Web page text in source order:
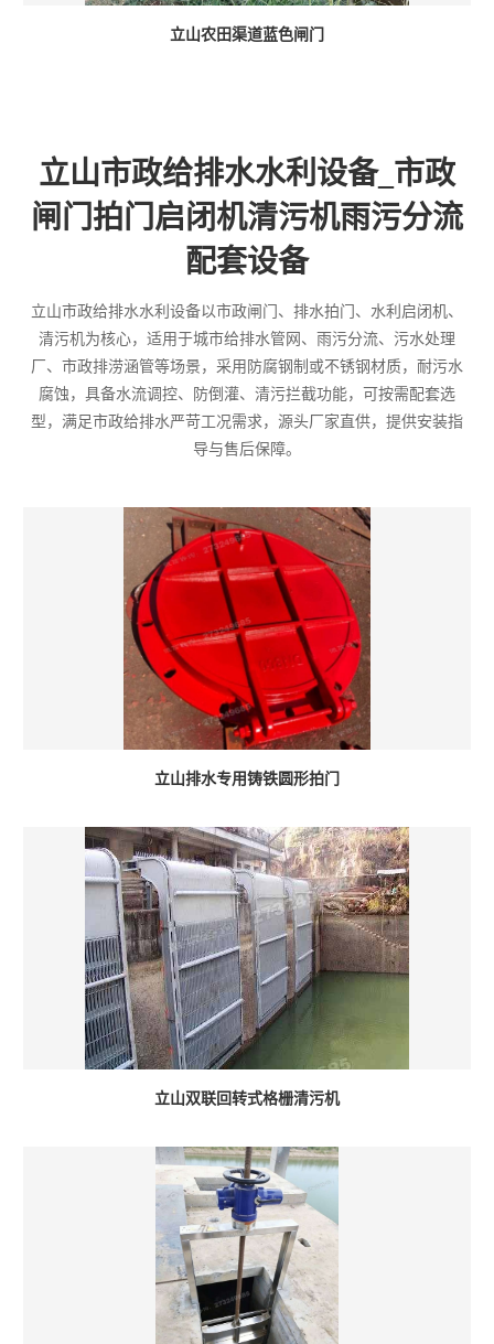
立山农田渠道蓝色闸门
立山市政给排水水利设备_市政
闸门拍门启闭机清污机雨污分流
配套设备
立山市政给排水水利设备以市政闸门、排水拍门、水利启闭机、
清污机为核心，适用于城市给排水管网、雨污分流、污水处理
厂、市政排涝涵管等场景，采用防腐钢制或不锈钢材质，耐污水
腐蚀，具备水流调控、防倒灌、清污拦截功能，可按需配套选
型，满足市政给排水严苛工况需求，源头厂家直供，提供安装指
导与售后保障。
立山排水专用铸铁圆形拍门
立山双联回转式格栅清污机